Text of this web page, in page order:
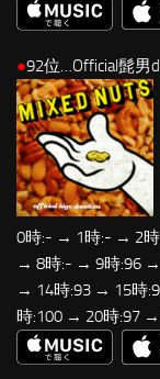
●92位…Official髭男
0時:- → 1時:- → 2
→ 8時:- → 9時:96 →
→ 14時:93 → 15時
時:100 → 20時:97